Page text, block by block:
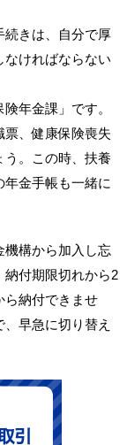
続きは、自分で厚
ければならない
年金課」です。
、健康保険喪失
。この時、扶養
金手帳も一緒に
機構から加入し忘
納付期限切れから2
ら納付できませ
早急に切り替え